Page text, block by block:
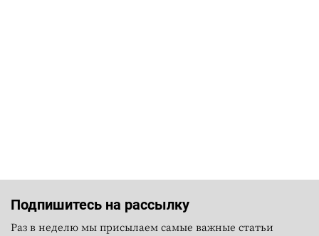
Подпишитесь на рассылку
Раз в неделю мы присылаем самые важные статьи